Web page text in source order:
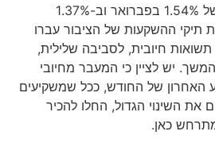
30% מניות ירדו בשיעור של 1.54% בפברואר וב-1.37%
תיקי ההשקעות של הציבור עברו
חיובית, לסביבה שלילית,
יש לציין כי המעבר מחיובי
האחרון של החודש, ככל שמשקיעים
את השינוי הגדול, החלו להכיר
כאן.